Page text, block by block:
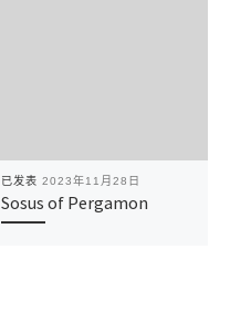
已发表 2023年11月28日
Sosus of Pergamon